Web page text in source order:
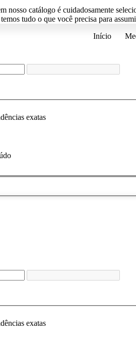
nosso catálogo é cuidadosamente
tudo o que você precisa para
Início
exatas
exatas